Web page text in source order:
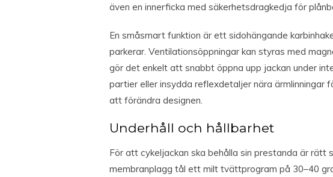
även en innerficka med säkerhetsdragkedja för
En småsmart funktion är ett sidohängande
parkerar. Ventilationsöppningar kan styras med
gör det enkelt att snabbt öppna upp jackan under
partier eller insydda reflexdetaljer nära ärmlinningar
att förändra designen.
Underhåll och hållbarhet
För att cykeljackan ska behålla sin prestanda är rätt
membranplagg tål ett milt tvättprogram på 30–40